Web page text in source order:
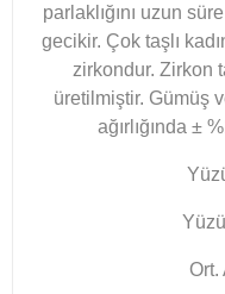
parlaklığını uzun
gecikir. Çok taşlı
zirkondur. Zirkon
üretilmiştir. Gümüş
ağırlığında ±
Ort.